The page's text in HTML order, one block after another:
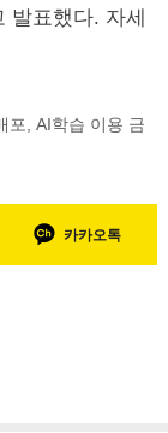
발표했다. 자세
포, AI학습 이용 금
카카오톡